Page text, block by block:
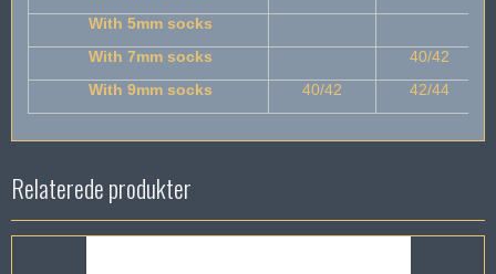
With 5mm socks
With 7mm socks
40/42
With 9mm socks
40/42 42/44
Relaterede produkter